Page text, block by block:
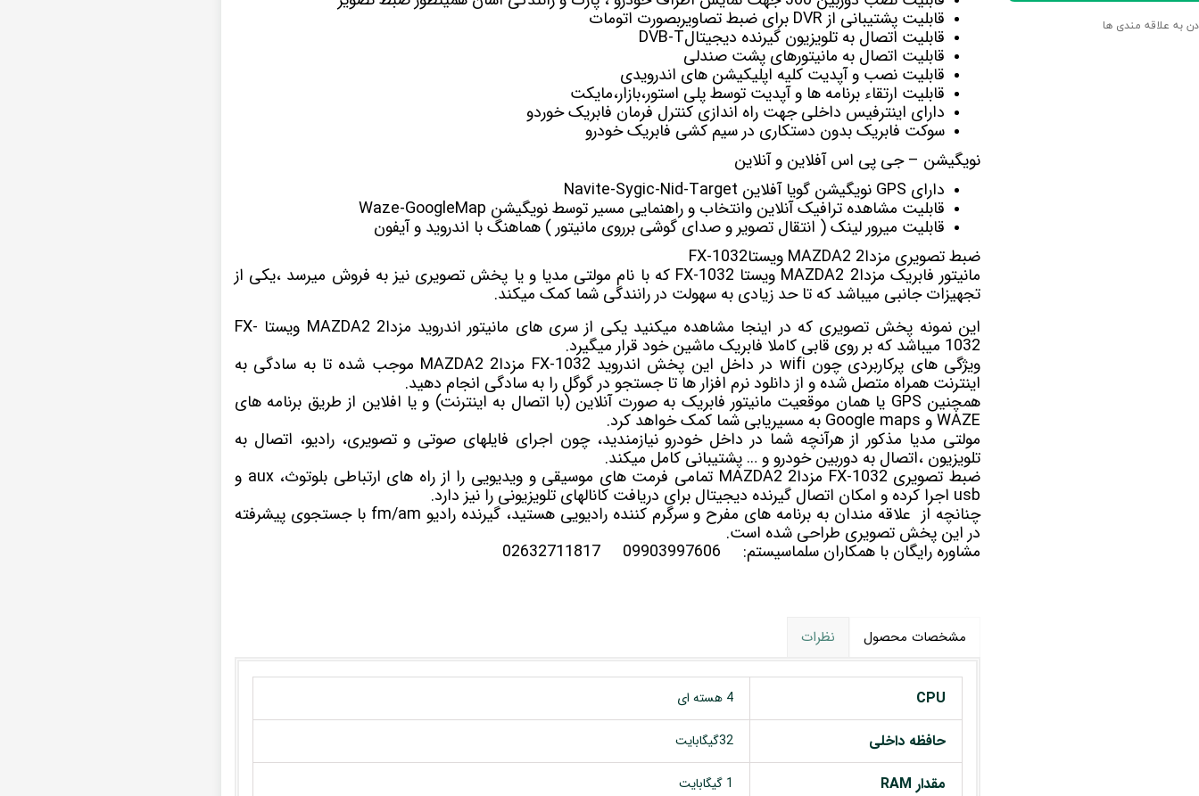
به علاقه مندی ها قابلیت پشتیبانی از DVR برای ضبط تصاویربصورت اتومات
قابلیت اتصال به تلویزیون گیرنده دیجیتالDVB-T
قابلیت اتصال به مانیتورهای پشت صندلی
قابلیت نصب و آپدیت کلیه اپلیکیشن های اندرویدی
قابلیت ارتقاء برنامه ها و آپدیت توسط پلی استور،بازار،مایکت
دارای اینترفیس داخلی جهت راه اندازی کنترل فرمان فابریک خوردو
سوکت فابریک بدون دستکاری در سیم کشی فابریک خودرو
نویگیشن – جی پی اس آفلاین و آنلاین
دارای GPS نویگیشن گویا آفلاین Navite-Sygic-Nid-Target
قابلیت مشاهده ترافیک آنلاین وانتخاب و راهنمایی مسیر توسط نویگیشن Waze-GoogleMap
قابلیت میرور لینک ( انتقال تصویر و صدای گوشی برروی مانیتور ) هماهنگ با اندروید و آیفون
ضبط تصویری مزدا2 MAZDA2 ویستاFX-1032
مانیتور فابریک مزدا2 MAZDA2 ویستا FX-1032 که با نام مولتی مدیا و یا پخش تصویری نیز به فروش میرسد ،یکی از
تجهیزات جانبی میباشد که تا حد زیادی به سهولت در رانندگی شما کمک میکند.
این نمونه پخش تصویری که در اینجا مشاهده میکنید یکی از سری های مانیتور اندروید مزدا2 MAZDA2 ویستا FX-
1032 میباشد که بر روی قابی کاملا فابریک ماشین خود قرار میگیرد.
ویژگی های پرکاربردی چون wifi در داخل این پخش اندروید FX-1032 مزدا2 MAZDA2 موجب شده تا به سادگی به
اینترنت همراه متصل شده و از دانلود نرم افزار ها تا جستجو در گوگل را به سادگی انجام دهید.
همچنین GPS یا همان موقعیت مانیتور فابریک به صورت آنلاین (با اتصال به اینترنت) و یا افلاین از طریق برنامه های
WAZE و Google maps به مسیریابی شما کمک خواهد کرد.
مولتی مدیا مذکور از هرآنچه شما در داخل خودرو نیازمندید، چون اجرای فایلهای صوتی و تصویری، رادیو، اتصال به
تلویزیون ،اتصال به دوربین خودرو و … پشتیبانی کامل میکند.
ضبط تصویری FX-1032 مزدا2 MAZDA2 تمامی فرمت های موسیقی و ویدیویی را از راه های ارتباطی بلوتوث، aux و
usb اجرا کرده و امکان اتصال گیرنده دیجیتال برای دریافت کانالهای تلویزیونی را نیز دارد.
چنانچه از علاقه مندان به برنامه های مفرح و سرگرم کننده رادیویی هستید، گیرنده رادیو fm/am با جستجوی پیشرفته
در این پخش تصویری طراحی شده است.
مشاوره رایگان با همکاران سلماسیستم: 09903997606
02632711817
مشخصات محصول نظرات
CPU 4 هسته ای
حافظه داخلی 32گیگابایت
مقدار RAM 1 گیگابایت